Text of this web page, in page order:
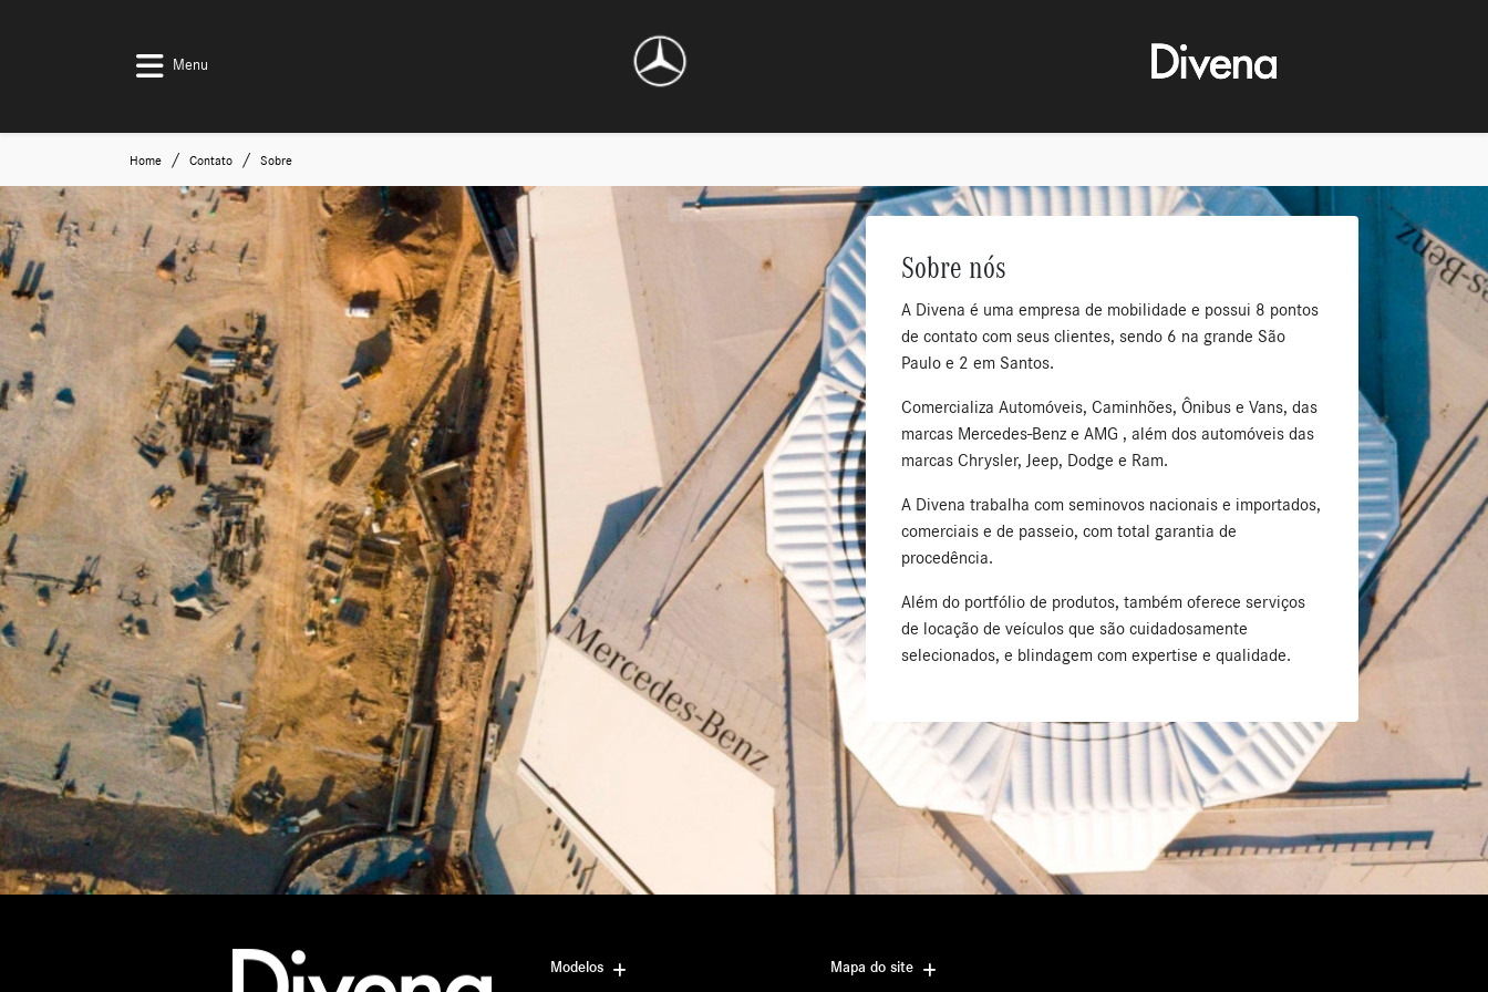
Menu
Home Contato Sobre
Sobre nós
A Divena é uma empresa de mobilidade e possui 8 pontos
de contato com seus clientes, sendo 6 na grande São
Paulo e 2 em Santos.
Comercializa Automóveis, Caminhões, Ônibus e Vans, das
marcas Mercedes-Benz e AMG , além dos automóveis das
marcas Chrysler, Jeep, Dodge e Ram.
A Divena trabalha com seminovos nacionais e importados,
comerciais e de passeio, com total garantia de
procedência.
Além do portfólio de produtos, também oferece serviços
de locação de veículos que são cuidadosamente
selecionados, e blindagem com expertise e qualidade.
Modelos Mapa do site